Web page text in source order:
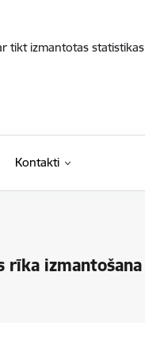
tikt izmantotas
Kontakti
rīka izmantošana